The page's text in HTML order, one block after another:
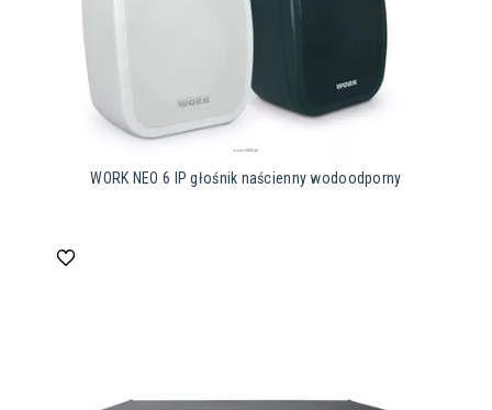
WORK NEO 6 IP głośnik naścienny wodoodporny